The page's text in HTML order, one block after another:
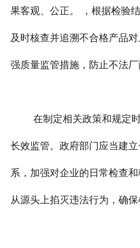
果客观、公正。 ，根据检验
及时核查并追溯不合格产品
强质量监管措施，防止不法厂
在制定相关政策和规定
长效监管。政府部门应当建
系，加强对企业的日常检查
从源头上掐灭违法行为，确保